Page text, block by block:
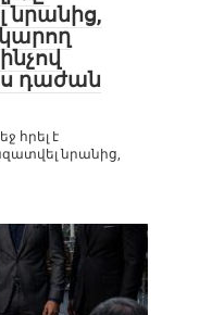
նրանից,
կարող
դաժան
հրել է
նրանից,